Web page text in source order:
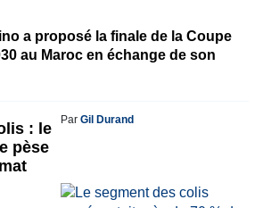
a proposé la finale de la Coupe
au Maroc en échange de son
: le
pèse
Par Gil Durand